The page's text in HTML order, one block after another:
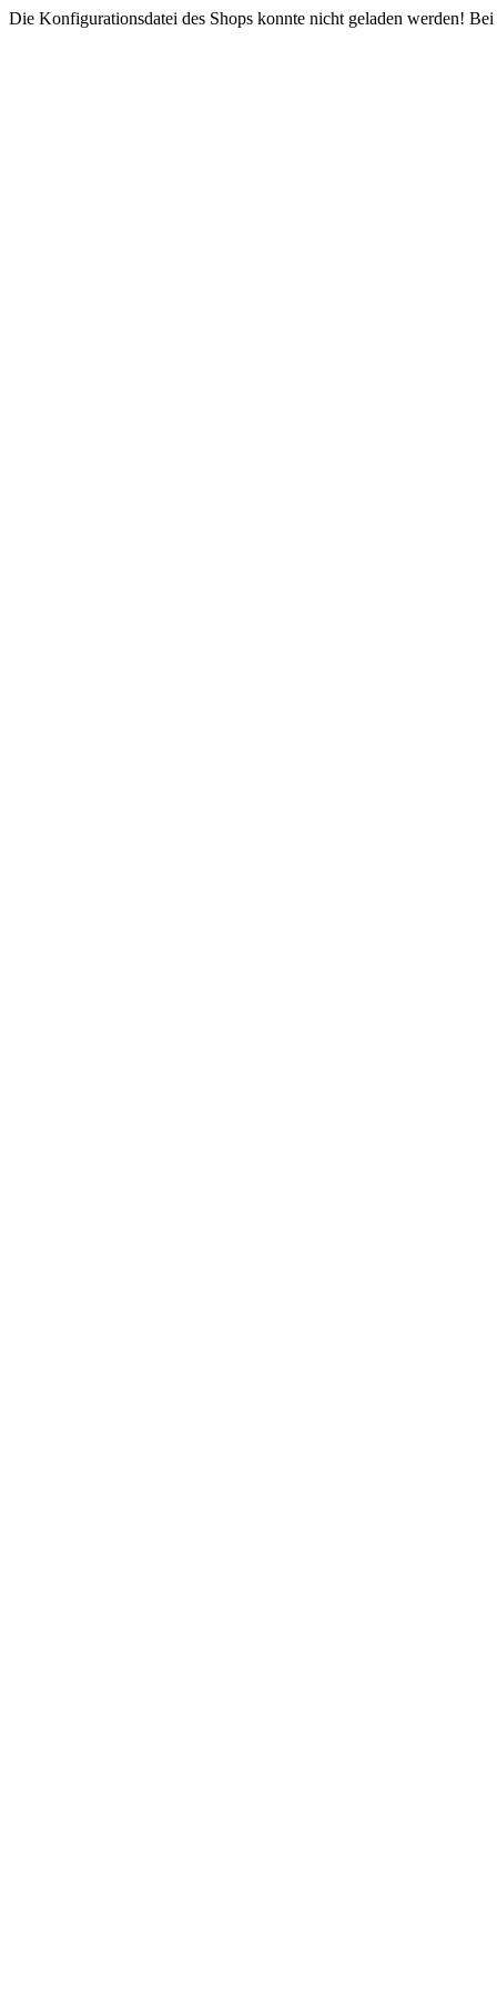
Die Konfigurationsdatei des Shops konnte nicht geladen werden!